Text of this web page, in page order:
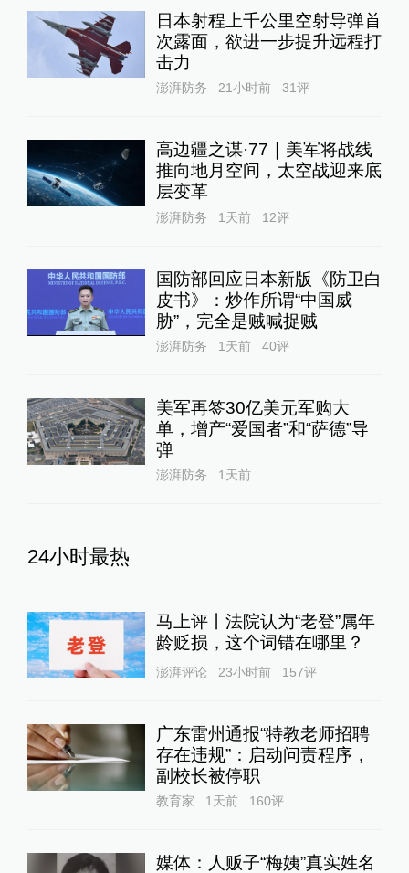
日本射程上千公里空射导弹首
次露面，欲进一步提升远程打
击力
澎湃防务 21小时前 31评
高边疆之谋·77｜美军将战线
推向地月空间，太空战迎来底
层变革
澎湃防务 1天前 12评
国防部回应日本新版《防卫白
皮书》：炒作所谓“中国威
胁”，完全是贼喊捉贼
澎湃防务 1天前 40评
美军再签30亿美元军购大
单，增产“爱国者”和“萨德”导
弹
澎湃防务 1天前
24小时最热
马上评丨法院认为“老登”属年
龄贬损，这个词错在哪里？
澎湃评论 23小时前 157评
广东雷州通报“特教老师招聘
存在违规”：启动问责程序，
副校长被停职
教育家 1天前 160评
媒体：人贩子“梅姨”真实姓名